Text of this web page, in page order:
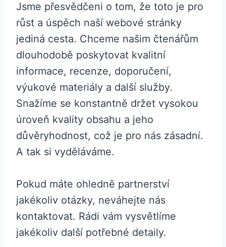
Jsme přesvědčeni o tom, že toto je pro
růst a úspěch naší webové stránky
jediná cesta. Chceme našim čtenářům
dlouhodobě poskytovat kvalitní
informace, recenze, doporučení,
výukové materiály a další služby.
Snažíme se konstantně držet vysokou
úroveň kvality obsahu a jeho
důvěryhodnost, což je pro nás zásadní.
A tak si vyděláváme.
Pokud máte ohledně partnerství
jakékoliv otázky, neváhejte nás
kontaktovat. Rádi vám vysvětlíme
jakékoliv další potřebné detaily.